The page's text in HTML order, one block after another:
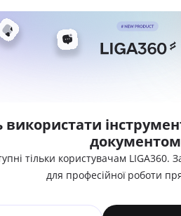
використати
тільки користувачам
для професійної роботи